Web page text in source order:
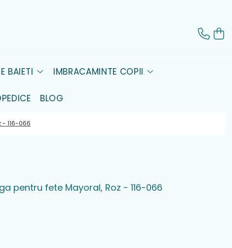
BAIETI IMBRACAMINTE COPII
BLOG
116-066
pentru fete Mayoral, Roz - 116-066